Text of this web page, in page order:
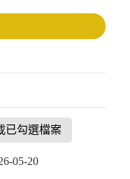
已勾選檔案
05-20